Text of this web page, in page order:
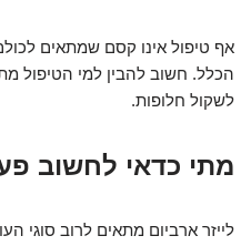
אף טיפול אינו קסם שמתאים לכולם,
הכלל. חשוב להבין למי הטיפול
לשקול חלופות.
מתי כדאי לחשוב
לייזר ארביום מתאים לרוב סוגי